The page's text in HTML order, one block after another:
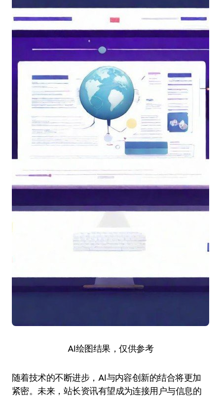
AI绘图结果，仅供参考
随着技术的不断进步，AI与内容创新的结合将更加
紧密。未来，站长资讯有望成为连接用户与信息的